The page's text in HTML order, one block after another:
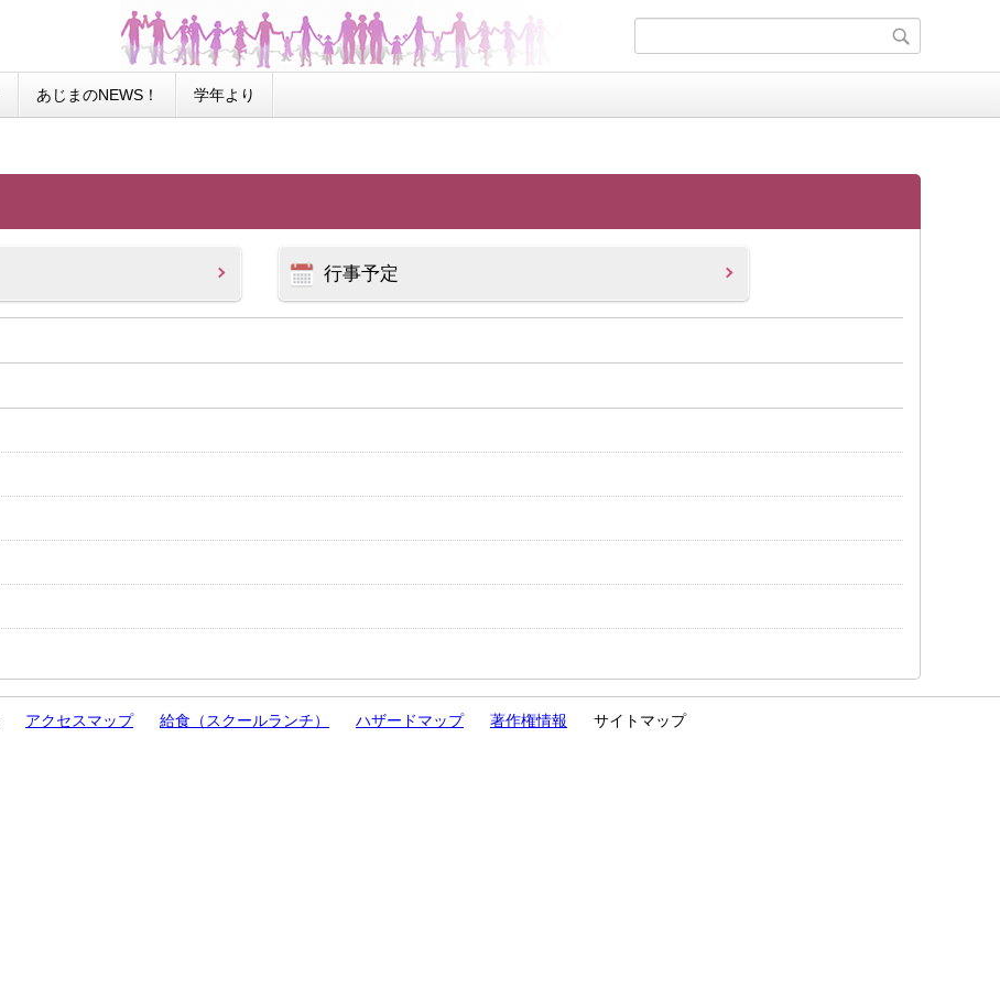
あじまのNEWS！ 学年より
行事予定
アクセスマップ 給食（スクールランチ） ハザードマップ 著作権情報 サイトマップ